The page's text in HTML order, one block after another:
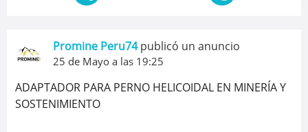
Promine Peru74publicó un anuncio
25 de Mayo a las 19:25
ADAPTADOR PARA PERNO HELICOIDAL EN MINERÍA Y
SOSTENIMIENTO